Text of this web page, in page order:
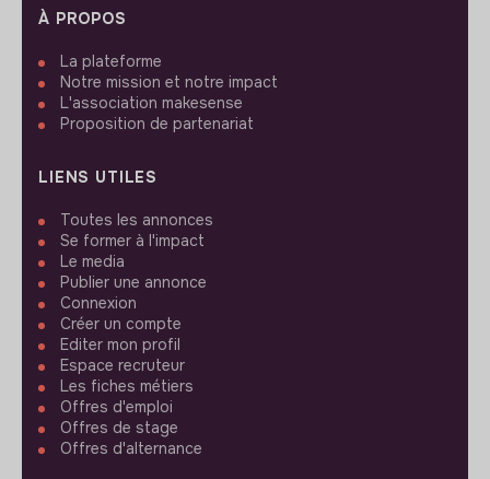
À PROPOS
La plateforme
Notre mission et notre impact
L'association makesense
Proposition de partenariat
LIENS UTILES
Toutes les annonces
Se former à l'impact
Le media
Publier une annonce
Connexion
Créer un compte
Editer mon profil
Espace recruteur
Les fiches métiers
Offres d'emploi
Offres de stage
Offres d'alternance